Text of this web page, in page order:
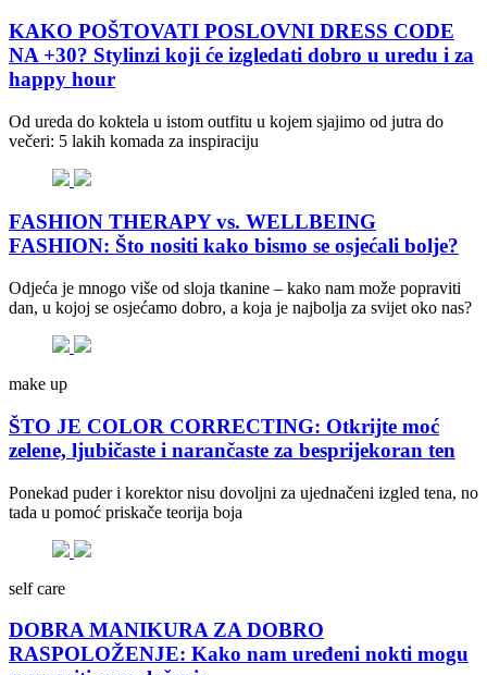
KAKO POŠTOVATI POSLOVNI DRESS CODE
NA +30? Stylinzi koji će izgledati dobro u uredu i za
happy hour
Od ureda do koktela u istom outfitu u kojem sjajimo od jutra do
večeri: 5 lakih komada za inspiraciju
FASHION THERAPY vs. WELLBEING
FASHION: Što nositi kako bismo se osjećali bolje?
Odjeća je mnogo više od sloja tkanine – kako nam može popraviti
dan, u kojoj se osjećamo dobro, a koja je najbolja za svijet oko nas?
make up
ŠTO JE COLOR CORRECTING: Otkrijte moć
zelene, ljubičaste i narančaste za besprijekoran ten
Ponekad puder i korektor nisu dovoljni za ujednačeni izgled tena, no
tada u pomoć priskače teorija boja
self care
DOBRA MANIKURA ZA DOBRO
RASPOLOŽENJE: Kako nam uređeni nokti mogu